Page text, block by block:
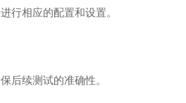
相应的配置和设置。
续测试的准确性。